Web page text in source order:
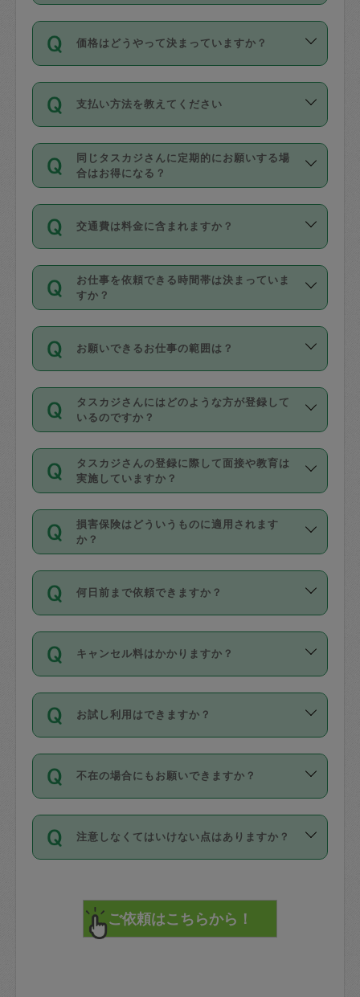
依頼1回につき3時間固定です。3時間を
超えて依頼したい場合は、延長機能をご
利用ください。機能をご利用いただくに
の上事前申請することが必要です。な
お、3時間を下回っても、値引き等はござ
いません。
価格はどうやって決まっていますか？
11種類の価格帯の中からタスカジさん自
身が価格を選んで設定しています。
タスカジさんの価格設定には最初は制限
があり、レビュー件数、レビューの平均
値、などで除々に設定可能な最高額が上
がっていく仕組みになっています。
支払い方法を教えてください
お支払方法はクレジットカード（Visa／
Master／JCB／AMERICAN EXPRESS／
Diners Club）のみとなります。
を行う際にご入力ください。プロフィー
ル登録時にはご入力いただかなくても大
丈夫です。
デビットカード・プリペイドカード（Vプ
リカ、au WALLETなど）は支払にはご利
銀行振込や現金払いも対応していませ
なお、タスカジさんの交通費も、依頼料
金のご請求と合わせてお支払いとなりま
動計算で表示されます。
同じタスカジさんに定期的にお願いする場
合はお得になる？
依頼には「スポット」と「定期（毎週｜
隔週）」があり、「定期」の依頼は「ス
ポット」よりお得な料金でご利用できま
す。
定期の最低利用回数は設けていない代わ
りに、一定数を超えたキャンセルは有償
（例：毎週定期の場合は３回以上のキャ
ンセルが有償（1200円、隔週定期の場合
は２回以上のキャンセルが有償（1200
交通費は料金に含まれますか？
交通費は依頼料金とは別途発生し、依頼
料金のご請求と合わせてお支払いとなり
ます。交通費の金額は「依頼の詳細」に
お仕事を依頼できる時間帯は決まっていま
すか？
時間帯は3種類あります。いずれも１回あ
たり３時間です。
・ＡＭ ９時～１２時
・ＰＭ １３時～１６時
・夜 １８時～２１時
開始時間を２時間前後変更することが可
能です。依頼送信後、個別にタスカジさ
んにメッセージを送り調整してくださ
い。ただし、２時間を越えての調整はで
時間も被らない場合、損害保険の対象外
お願いできるお仕事の範囲は？
掃除、整理収納、洗濯、買い物、料理、
作り置きです。タスカジさんによってで
きる仕事の範囲が異なりますので、依頼
する前にタスカジさんのプロフィールで
確認してください。
基本的に、高所での作業や危険作業、屋
外での作業は対象外です。
タスカジさんにはどのような方が登録して
いるのですか？
主婦として長年の家事経験をお持ちの
方、栄養士・調理師といった資格者で保
育園や学校の給食やレストランで料理関
係の専門職に従事されていた方、日本で
すでにハウスキーパーや英語の先生とし
てお仕事をしているフィリピン出身の
社員など様々なバックグラウンドの方が
登録しています。
日本語も話せる方など様々です。
ールに記載していますので、各自の得意
を依頼してください。
タスカジさんの登録に際して面接や教育は
実施していますか？
応募の際に、各自事務局との面接と説明
を行っています。その後、身分証明書の
写真提出をしていただいています。外国
確認しています。タスカジさんトレーニ
ング動画を使ったセルフトレーニングの
現場トライアルを受け、合格したタスカ
ジさんが活動されています。
※テストセンターの講評は１件目のレビュ
参考
【詳細】タスカジさんの登録に際
損害保険はどういうものに適用されます
か？
依頼者とタスカジさんとの間でタスカジ
を通して成立した作業時間内での作業に
適用されます。作業範囲は、掃除、洗
です。作業中に物を壊したり、人にけが
をさせたりした場合が対象で、補償金額
す。
写真を撮り、
詳細FAQ：
損害賠償保険について教えて
何日前まで依頼できますか？
ご依頼は、現在を起点に3日後（72時間
以降）の日時から受付可能となっていま
す。
タスカジさんへ「募集」をかけることが
可能です。
キャンセル料はかかりますか？
キャンセル料には、以下の2種類がありま
す。
1. 直前キャンセル（定期、スポット契約
共通）
72時間を超える※と、以下のキャンセル
料が発生します。
直前キャンセル料：
72時間前〜24時間前＝依頼料金の50%
お試し利用はできますか？
「お試し利用」というメニューはありま
せんが、「一回のみ」依頼を活用するこ
とによって、気に入ったタスカジさんを
まず、条件の合う気になるタスカジさ
みてください。
その後、一番気に入ったタスカジさんに
不在の場合にもお願いできますか？
不在の場合の作業はタスカジさんの同意
が必要です。数回の依頼ののち、タスカ
ジさんと依頼者の間で十分な信頼関係が
てください。
不在時に部屋に入るためにタスカジさん
注意しなくてはいけない点はありますか？
で、必ず鍵のかかるロッカーや金庫に入
れて依頼者の責任の元管理するよう心掛
けてください。